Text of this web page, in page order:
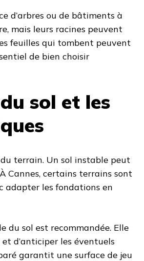
d’arbres ou de bâtiments à
mais leurs racines peuvent
feuilles qui tombent peuvent
de bien choisir
sol et les
terrain. Un sol instable peut
Cannes, certains terrains sont
adapter les fondations en
du sol est recommandée. Elle
d’anticiper les éventuels
garantit une surface de jeu